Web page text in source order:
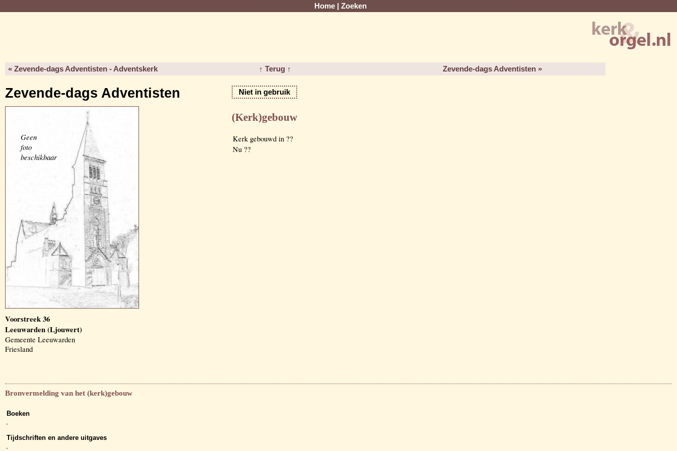
Home Zoeken
« Zevende-dags Adventisten - Adventskerk ↑ Terug ↑ Zevende-dags Adventisten »
Zevende-dags Adventisten Niet in gebruik
Geen
foto
beschikbaar
Voorstreek 36
Leeuwarden (Ljouwert)
Gemeente Leeuwarden
Friesland
(Kerk)gebouw
Kerk gebouwd in ??
Nu ??
Bronvermelding van het (kerk)gebouw
Boeken
-
Tijdschriften en andere uitgaves
-